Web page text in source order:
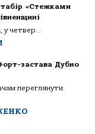
«Стежками
четвер...
застава Дубно
переглянути